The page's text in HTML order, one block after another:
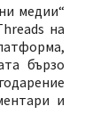
медии“
на
бързо
и